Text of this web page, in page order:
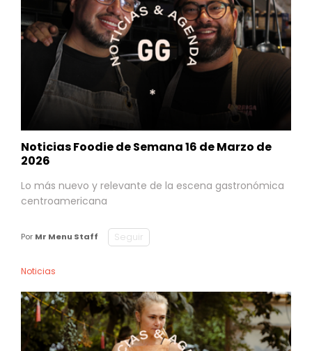
Noticias Foodie de Semana 16 de Marzo de
2026
Lo más nuevo y relevante de la escena gastronómica
centroamericana
Por Mr Menu Staff Seguir
Noticias